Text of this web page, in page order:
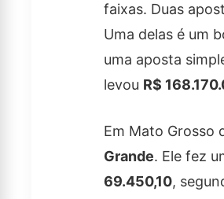
faixas. Duas
Uma delas é um
uma aposta
levou R$
Em Mato Grosso
Grande. Ele fez
69.450,10,